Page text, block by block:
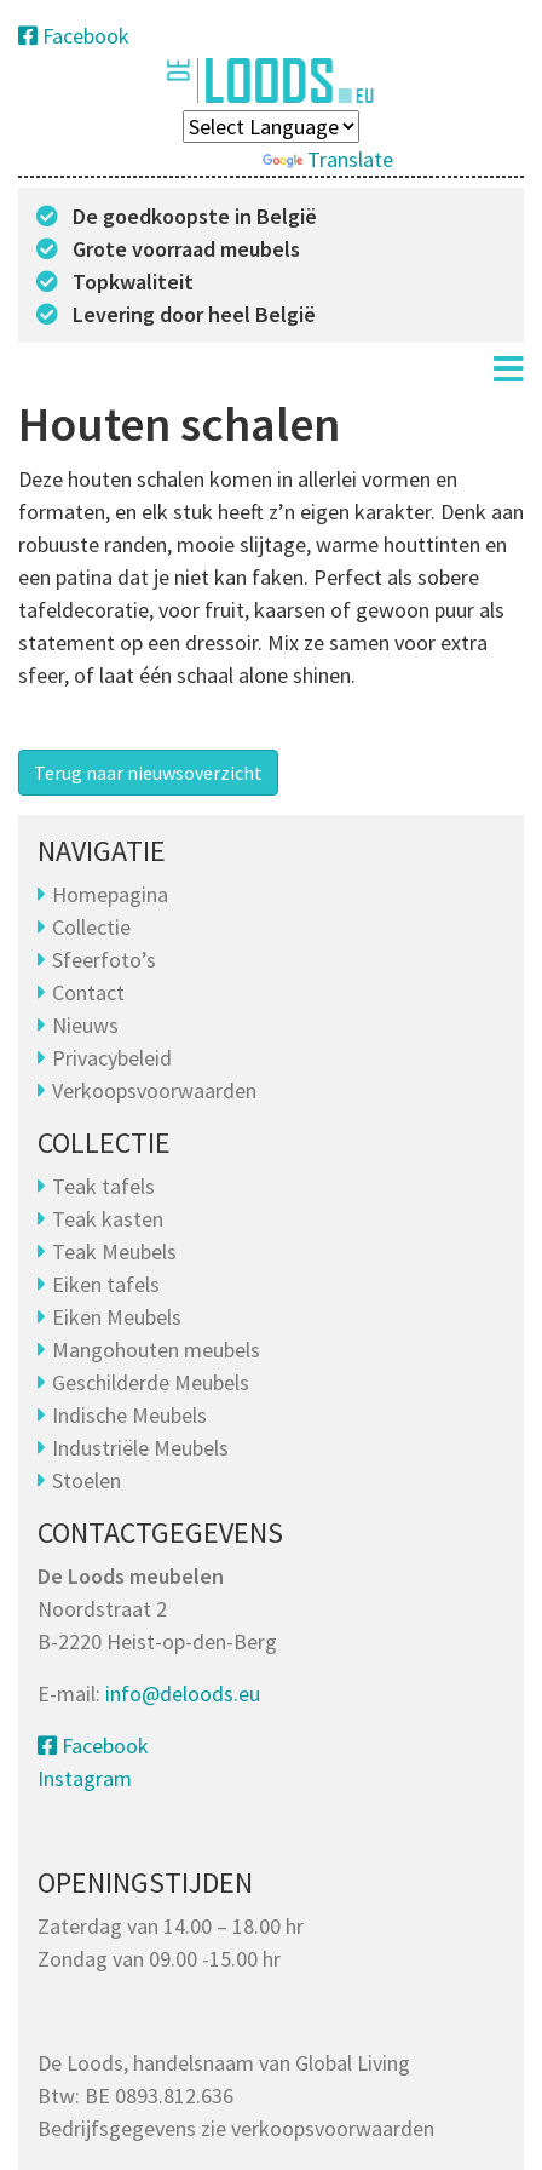
Facebook
Translate
De goedkoopste in België
Grote voorraad meubels
Topkwaliteit
Levering door heel België
Houten schalen
Deze houten schalen komen in allerlei vormen en
formaten, en elk stuk heeft z’n eigen karakter. Denk aan
robuuste randen, mooie slijtage, warme houttinten en
een patina dat je niet kan faken. Perfect als sobere
tafeldecoratie, voor fruit, kaarsen of gewoon puur als
statement op een dressoir. Mix ze samen voor extra
sfeer, of laat één schaal alone shinen.
Terug naar nieuwsoverzicht
NAVIGATIE
Homepagina
Collectie
Sfeerfoto’s
Contact
Nieuws
Privacybeleid
Verkoopsvoorwaarden
COLLECTIE
Teak tafels
Teak kasten
Teak Meubels
Eiken tafels
Eiken Meubels
Mangohouten meubels
Geschilderde Meubels
Indische Meubels
Industriële Meubels
Stoelen
CONTACTGEGEVENS
De Loods meubelen
Noordstraat 2
B-2220 Heist-op-den-Berg
E-mail: info@deloods.eu
Facebook
Instagram
OPENINGSTIJDEN
Zaterdag van 14.00 – 18.00 hr
Zondag van 09.00 -15.00 hr
De Loods, handelsnaam van Global Living
Btw: BE 0893.812.636
Bedrijfsgegevens zie verkoopsvoorwaarden